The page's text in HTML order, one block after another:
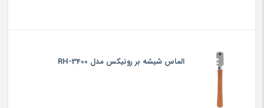
الماس شیشه بر رونیکس مدل RH-3400